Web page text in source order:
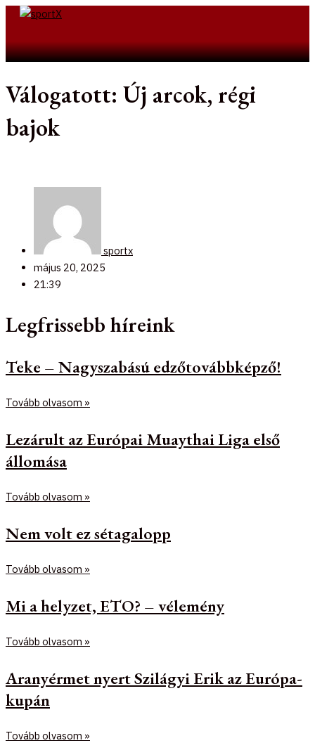
Skip
Válogatott: Új arcok, régi
bajok
sportx
május 20, 2025
21:39
Legfrissebb híreink
Teke – Nagyszabású edzőtovábbképző!
Tovább olvasom »
Lezárult az Európai Muaythai Liga első
állomása
Tovább olvasom »
Nem volt ez sétagalopp
Tovább olvasom »
Mi a helyzet, ETO? – vélemény
Tovább olvasom »
Aranyérmet nyert Szilágyi Erik az Európa-
kupán
Tovább olvasom »